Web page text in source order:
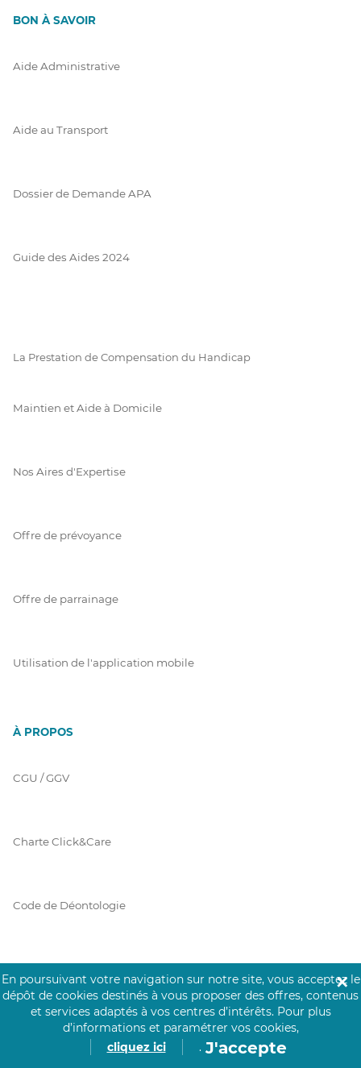
BON À SAVOIR
Aide Administrative
Aide au Transport
Dossier de Demande APA
Guide des Aides 2024
La Prestation de Compensation du Handicap
Maintien et Aide à Domicile
Nos Aires d'Expertise
Offre de prévoyance
Offre de parrainage
Utilisation de l'application mobile
À PROPOS
CGU / GGV
Charte Click&Care
Code de Déontologie
Prérequis Click&Care
En poursuivant votre navigation sur notre site, vous acceptez le
dépôt de cookies destinés à vous proposer des offres, contenus
et services adaptés à vos centres d’intérêts. Pour plus
d’informations et paramétrer vos cookies,
cliquez ici
. J'accepte
✕